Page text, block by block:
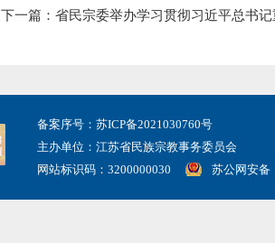
下一篇：省民宗委举办学习贯彻习近平总书
备案序号：苏ICP备2021030760号
主办单位：江苏省民族宗教事务委员会
网站标识码：3200000030
苏公网安备